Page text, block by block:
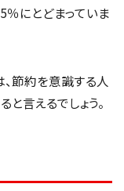
％にとどまっていま
節約を意識する人
言えるでしょう。